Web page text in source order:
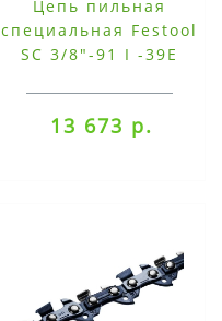
Цепь пильная
специальная Festool
SC 3/8"-91 I -39E
13 673 р.